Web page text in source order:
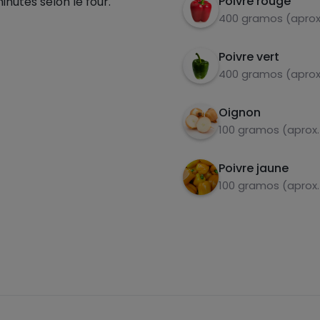
400 gramos
Poivre vert
400 gramos
Oignon
100 gramos
Poivre jaune
100 gramos